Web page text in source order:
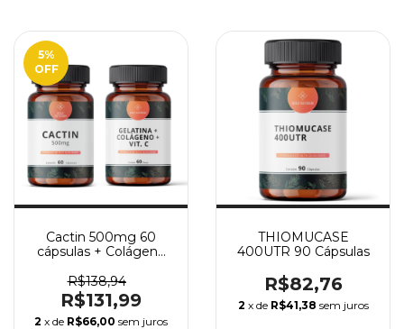
5%
OFF
Cactin 500mg 60
cápsulas + Colágeno
60 Doses
R$138,94
R$131,99
2 x de R$66,00 sem juros
THIOMUCASE
400UTR 90 Cápsulas
R$82,76
2 x de R$41,38 sem juros